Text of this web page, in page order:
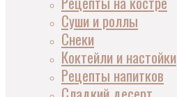
Суши и роллы
Снеки
Коктейли и настойки
Рецепты напитков